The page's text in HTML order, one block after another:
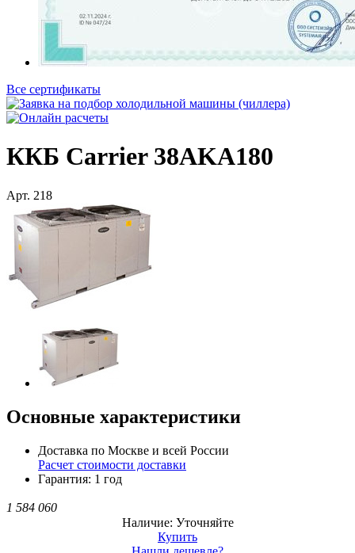
Все сертификаты
ККБ Carrier 38AKA180
Арт. 218
Основные характеристики
Доставка по Москве и всей России
Расчет стоимости доставки
Гарантия: 1 год
1 584 060
Наличие: Уточняйте
Купить